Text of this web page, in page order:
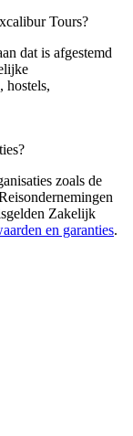
Tours?
dat is afgestemd
hostels,
zoals de
Zakelijk
en garanties.